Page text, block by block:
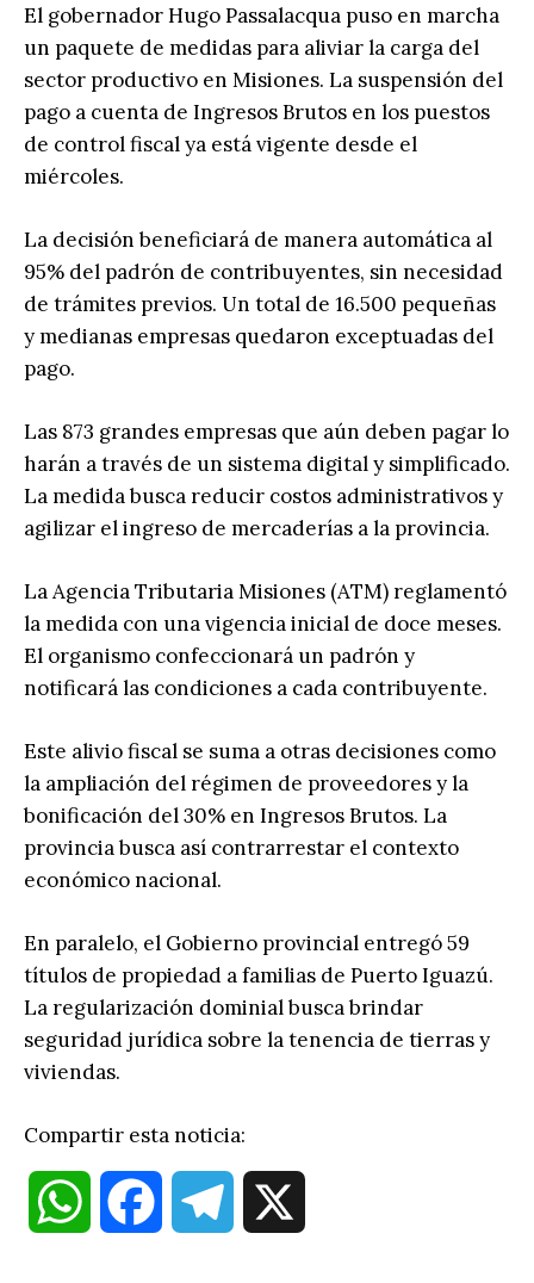
El gobernador Hugo Passalacqua puso en marcha
un paquete de medidas para aliviar la carga del
sector productivo en Misiones. La suspensión del
pago a cuenta de Ingresos Brutos en los puestos
de control fiscal ya está vigente desde el
miércoles.
La decisión beneficiará de manera automática al
95% del padrón de contribuyentes, sin necesidad
de trámites previos. Un total de 16.500 pequeñas
y medianas empresas quedaron exceptuadas del
pago.
Las 873 grandes empresas que aún deben pagar lo
harán a través de un sistema digital y simplificado.
La medida busca reducir costos administrativos y
agilizar el ingreso de mercaderías a la provincia.
La Agencia Tributaria Misiones (ATM) reglamentó
la medida con una vigencia inicial de doce meses.
El organismo confeccionará un padrón y
notificará las condiciones a cada contribuyente.
Este alivio fiscal se suma a otras decisiones como
la ampliación del régimen de proveedores y la
bonificación del 30% en Ingresos Brutos. La
provincia busca así contrarrestar el contexto
económico nacional.
En paralelo, el Gobierno provincial entregó 59
títulos de propiedad a familias de Puerto Iguazú.
La regularización dominial busca brindar
seguridad jurídica sobre la tenencia de tierras y
viviendas.
Compartir esta noticia:
W